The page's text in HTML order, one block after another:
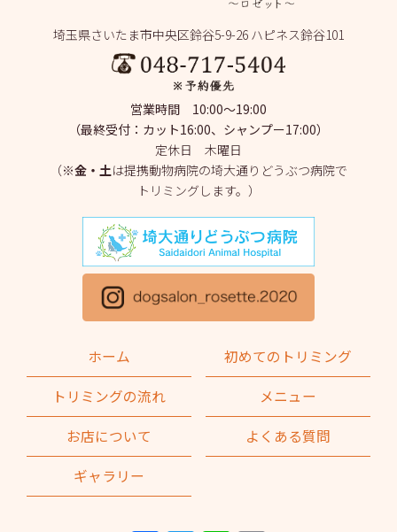
(2)
2025年5月(4)
2025年4月
(1)
2025年3月(2)
2025年2月(4)
2025年1月(1)
2024年12月(1)
2024年10月(2)
2024年9月
埼玉県さいたま市中央区鈴谷5-9-26 ハピネス鈴谷101
営業時間 10:00～19:00
（最終受付：カット16:00、シャンプー17:00）
定休日 木曜日
（※金・土は提携動物病院の埼大通りどうぶつ病院で
トリミングします。）
ホーム
初めてのトリミング
トリミングの流れ
メニュー
お店について
よくある質問
ギャラリー